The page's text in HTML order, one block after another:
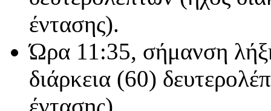
έντασης).
Ώρα 11:35, σήμανση
διάρκεια (60)